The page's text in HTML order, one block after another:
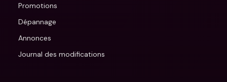
Promotions
Dépannage
Annonces
Journal des modifications